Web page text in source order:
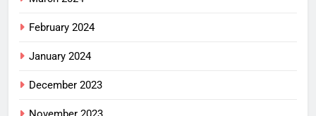
February 2024
January 2024
December 2023